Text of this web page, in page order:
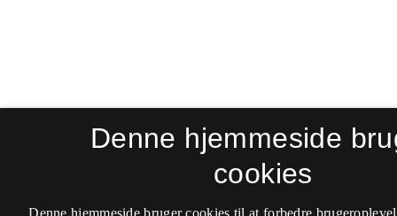
Denne hjemmeside
cookies
Denne hjemmeside bruger cookies til at forbedre